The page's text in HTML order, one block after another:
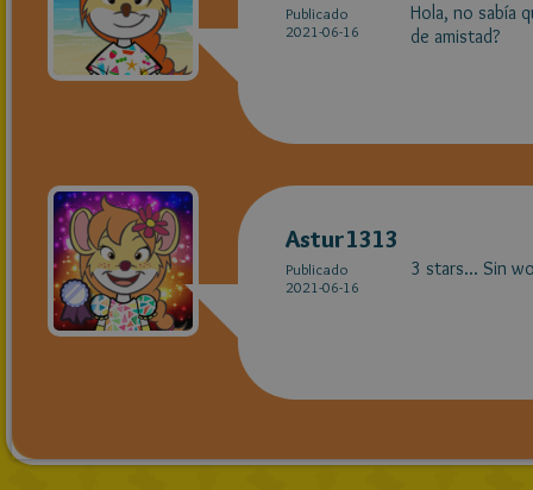
Publicado
2021-06-16
Hola, no sabía
de amistad?
Astur1313
Publicado
2021-06-16
3 stars... Sin